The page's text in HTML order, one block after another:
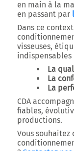
en main à la
en passant par
Dans ce
visseuses,
indispensables
La
La
La
CDA
fiables,
productions.
Vous